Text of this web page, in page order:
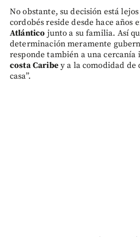
No obstante, su decisión está
cordobés reside desde hace años
Atlántico junto a su familia. Así
determinación meramente
responde también a una cercanía
costa Caribey a la comodidad de
casa”.